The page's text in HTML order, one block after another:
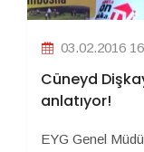
03.02.2016
Cüneyd
anlatıyor!
EYG Genel